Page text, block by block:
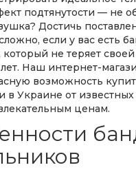
подтянутости — не
Достичь
если у вас есть
который не теряет своей
Наш интернет-
возможность
в Украине от
ценам.